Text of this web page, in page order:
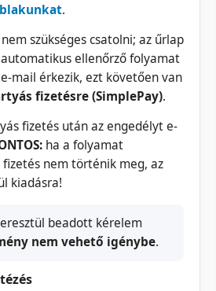
.
szükséges csatolni; az űrlap
ellenőrző folyamat
mail érkezik, ezt követően van
fizetésre (SimplePay).
fizetés után az engedélyt e-
ha a folyamat
fizetés nem történik meg, az
kiadásra!
beadott kérelem
nem vehető igénybe.